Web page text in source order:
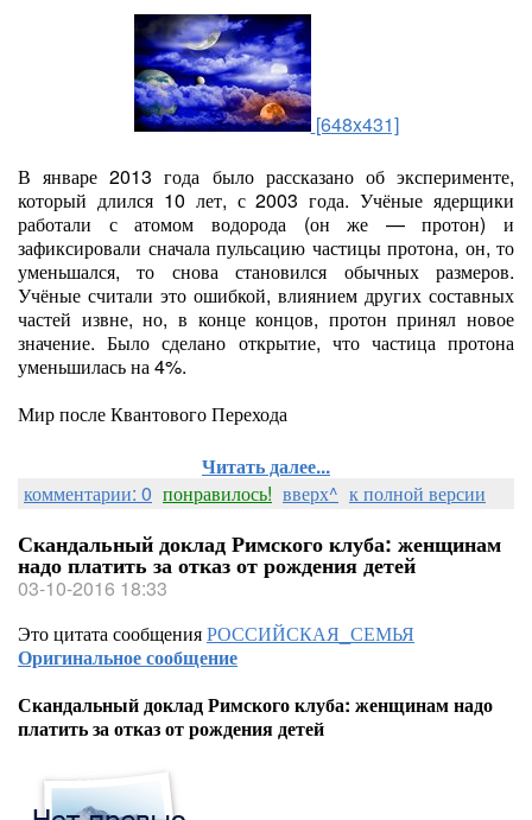
[648x431]
В январе 2013 года было рассказано об эксперименте,
который длился 10 лет, с 2003 года. Учёные ядерщики
работали с атомом водорода (он же — протон) и
зафиксировали сначала пульсацию частицы протона, он, то
уменьшался, то снова становился обычных размеров.
Учёные считали это ошибкой, влиянием других составных
частей извне, но, в конце концов, протон принял новое
значение. Было сделано открытие, что частица протона
уменьшилась на 4%.
Мир после Квантового Перехода
Читать далее...
комментарии: 0 понравилось! вверх^ к полной версии
Скандальный доклад Римского клуба: женщинам
надо платить за отказ от рождения детей
03-10-2016 18:33
Это цитата сообщенияРОССИЙСКАЯ_СЕМЬЯ
Оригинальное сообщение
Скандальный доклад Римского клуба: женщинам надо
платить за отказ от рождения детей